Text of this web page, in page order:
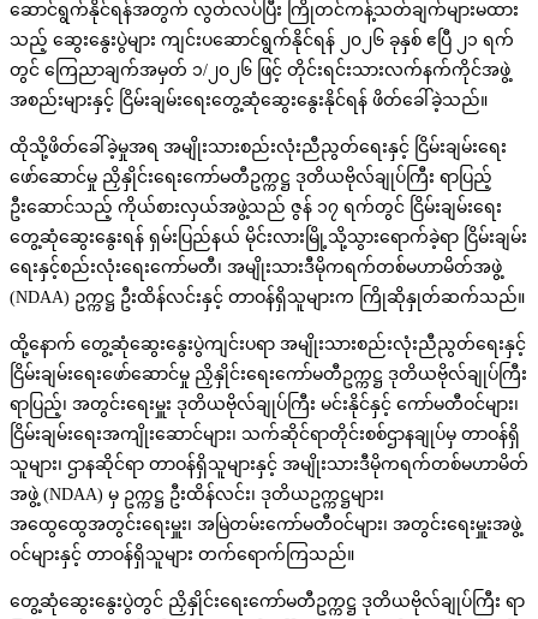
ဆောင်ရွက်နိုင်ရန်အတွက် လွတ်လပ်ပြီး ကြိုတင်ကန့်သတ်ချက်များမထား
သည့် ဆွေးနွေးပွဲများ ကျင်းပဆောင်ရွက်နိုင်ရန် ၂၀၂၆ ခုနှစ် ဧပြီ ၂၁ ရက်
တွင် ကြေညာချက်အမှတ် ၁/၂၀၂၆ ဖြင့် တိုင်းရင်းသားလက်နက်ကိုင်အဖွဲ့
အစည်းများနှင့် ငြိမ်းချမ်းရေးတွေ့ဆုံဆွေးနွေးနိုင်ရန် ဖိတ်ခေါ်ခဲ့သည်။
ထိုသို့ဖိတ်ခေါ်ခဲ့မှုအရ အမျိုးသားစည်းလုံးညီညွတ်ရေးနှင့် ငြိမ်းချမ်းရေး
ဖော်ဆောင်မှု ညှိနှိုင်းရေးကော်မတီဥက္ကဋ္ဌ ဒုတိယဗိုလ်ချုပ်ကြီး ရာပြည့်
ဦးဆောင်သည့် ကိုယ်စားလှယ်အဖွဲ့သည် ဇွန် ၁၇ ရက်တွင် ငြိမ်းချမ်းရေး
တွေ့ဆုံဆွေးနွေးရန် ရှမ်းပြည်နယ် မိုင်းလားမြို့သို့သွားရောက်ခဲ့ရာ ငြိမ်းချမ်း
ရေးနှင့်စည်းလုံးရေးကော်မတီ၊ အမျိုးသားဒီမိုကရက်တစ်မဟာမိတ်အဖွဲ့
(NDAA) ဥက္ကဋ္ဌ ဦးထိန်လင်းနှင့် တာဝန်ရှိသူများက ကြိုဆိုနှုတ်ဆက်သည်။
ထို့နောက် တွေ့ဆုံဆွေးနွေးပွဲကျင်းပရာ အမျိုးသားစည်းလုံးညီညွတ်ရေးနှင့်
ငြိမ်းချမ်းရေးဖော်ဆောင်မှု ညှိနှိုင်းရေးကော်မတီဥက္ကဋ္ဌ ဒုတိယဗိုလ်ချုပ်ကြီး
ရာပြည့်၊ အတွင်းရေးမှူး ဒုတိယဗိုလ်ချုပ်ကြီး မင်းနိုင်နှင့် ကော်မတီဝင်များ၊
ငြိမ်းချမ်းရေးအကျိုးဆောင်များ၊ သက်ဆိုင်ရာတိုင်းစစ်ဌာနချုပ်မှ တာဝန်ရှိ
သူများ၊ ဌာနဆိုင်ရာ တာဝန်ရှိသူများနှင့် အမျိုးသားဒီမိုကရက်တစ်မဟာမိတ်
အဖွဲ့ (NDAA) မှ ဥက္ကဋ္ဌ ဦးထိန်လင်း၊ ဒုတိယဥက္ကဋ္ဌများ၊
အထွေထွေအတွင်းရေးမှူး၊ အမြဲတမ်းကော်မတီဝင်များ၊ အတွင်းရေးမှူးအဖွဲ့
ဝင်များနှင့် တာဝန်ရှိသူများ တက်ရောက်ကြသည်။
တွေ့ဆုံဆွေးနွေးပွဲတွင် ညှိနှိုင်းရေးကော်မတီဥက္ကဋ္ဌ ဒုတိယဗိုလ်ချုပ်ကြီး ရာ